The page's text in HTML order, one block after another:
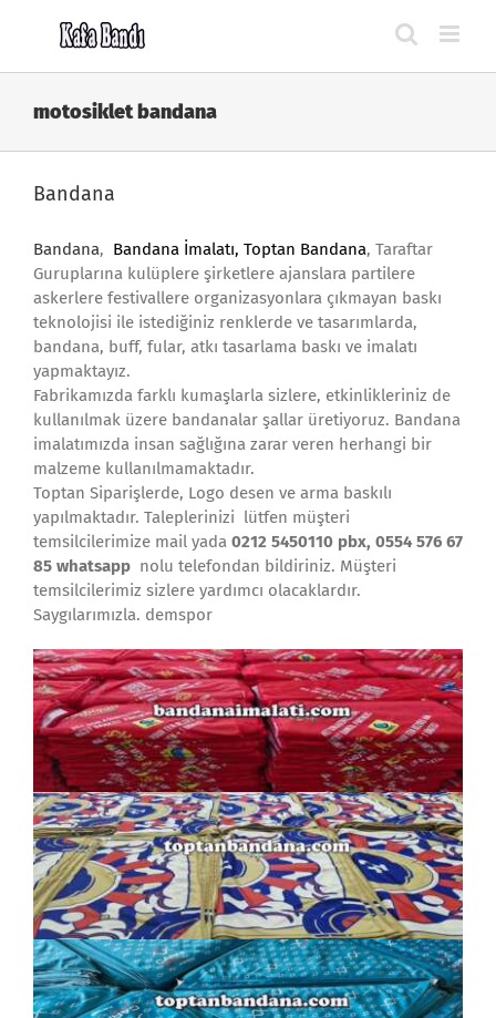
motosiklet bandana
Bandana
Bandana, Bandana İmalatı, Toptan Bandana, Taraftar
Guruplarına kulüplere şirketlere ajanslara partilere
askerlere festivallere organizasyonlara çıkmayan baskı
teknolojisi ile istediğiniz renklerde ve tasarımlarda,
bandana, buff, fular, atkı tasarlama baskı ve imalatı
yapmaktayız.
Fabrikamızda farklı kumaşlarla sizlere, etkinlikleriniz de
kullanılmak üzere bandanalar şallar üretiyoruz. Bandana
imalatımızda insan sağlığına zarar veren herhangi bir
malzeme kullanılmamaktadır.
Toptan Siparişlerde, Logo desen ve arma baskılı
yapılmaktadır. Taleplerinizi lütfen müşteri
temsilcilerimize mail yada 0212 5450110 pbx, 0554 576 67
85 whatsapp nolu telefondan bildiriniz. Müşteri
temsilcilerimiz sizlere yardımcı olacaklardır.
Saygılarımızla. demspor